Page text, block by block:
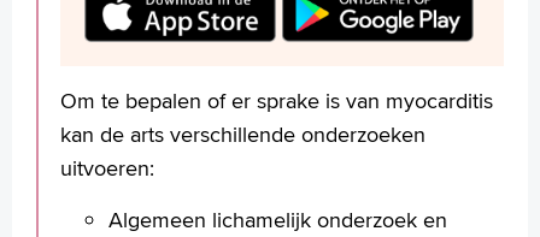
English
Français
Türkçe
Arabisch
Om te bepalen of er sprake is van myocarditis
kan de arts verschillende onderzoeken
uitvoeren:
Algemeen lichamelijk onderzoek en